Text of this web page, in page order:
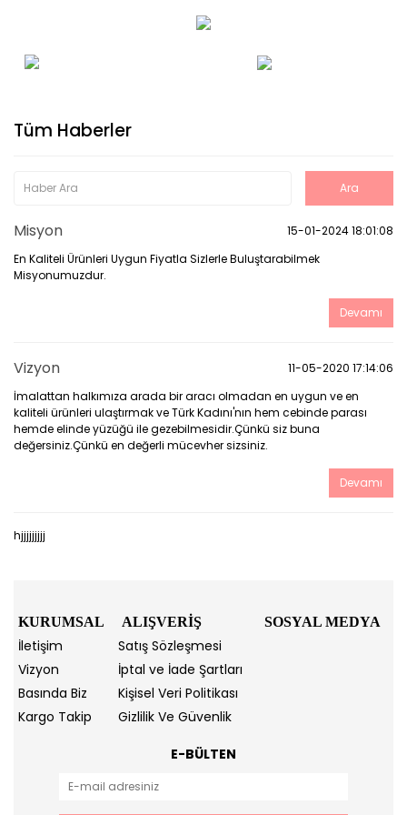
Tüm Haberler
Misyon
15-01-2024 18:01:08
En Kaliteli Ürünleri Uygun Fiyatla Sizlerle Buluştarabilmek
Misyonumuzdur.
Devamı
Vizyon
11-05-2020 17:14:06
İmalattan halkımıza arada bir aracı olmadan en uygun ve en
kaliteli ürünleri ulaştırmak ve Türk Kadını'nın hem cebinde parası
hemde elinde yüzüğü ile gezebilmesidir.Çünkü siz buna
değersiniz.Çünkü en değerli mücevher sizsiniz.
Devamı
hjjjjjjjjj
KURUMSAL ALIŞVERİŞ SOSYAL MEDYA
İletişim
Satış Sözleşmesi
Vizyon
İptal ve İade Şartları
Basında Biz
Kişisel Veri Politikası
Kargo Takip
Gizlilik Ve Güvenlik
E-BÜLTEN